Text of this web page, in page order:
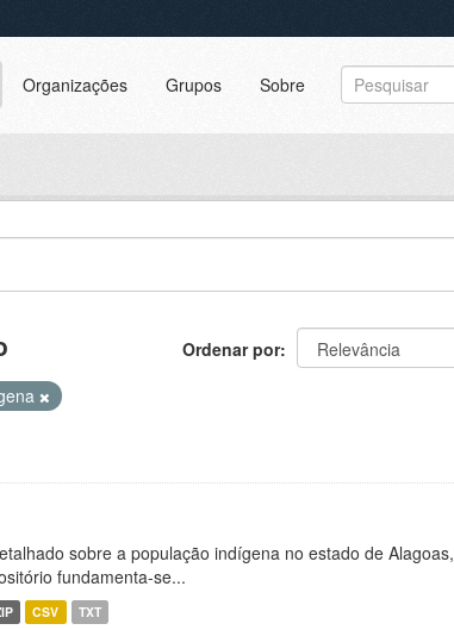
Organizações Grupos Sobre
Ordenar por
sobre a população indígena no estado de Alagoas,
fundamenta-se...
CSV TXT